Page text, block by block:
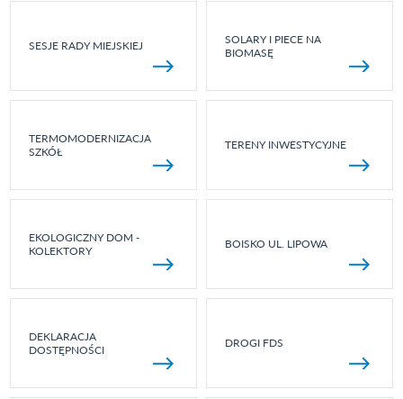
SESJE RADY MIEJSKIEJ
SOLARY I PIECE NA
BIOMASĘ
TERMOMODERNIZACJA
SZKÓŁ
TERENY INWESTYCYJNE
EKOLOGICZNY DOM -
KOLEKTORY
BOISKO UL. LIPOWA
DEKLARACJA
DOSTĘPNOŚCI
DROGI FDS